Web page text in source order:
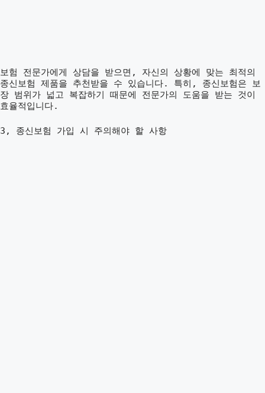
보험 전문가에게 상담을 받으면, 자신의 상황에 맞는 최적의
종신보험 제품을 추천받을 수 있습니다. 특히, 종신보험은 보
장 범위가 넓고 복잡하기 때문에 전문가의 도움을 받는 것이
효율적입니다.
3, 종신보험 가입 시 주의해야 할 사항